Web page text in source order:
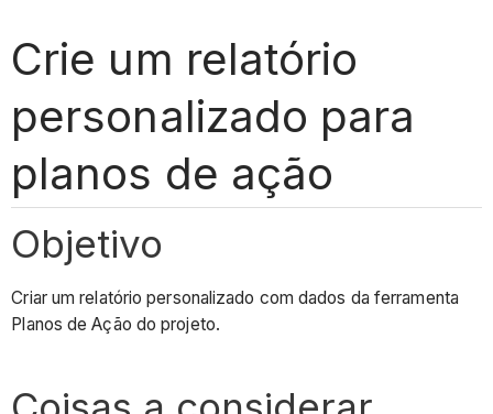
Crie um relatório
personalizado para
planos de ação
Objetivo
Criar um relatório personalizado com dados da ferramenta
Planos de Ação do projeto.